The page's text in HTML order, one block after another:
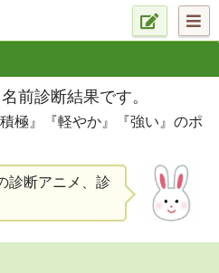
前診断結果です。
極』『軽やか』『強い』のポ
診断アニメ、診